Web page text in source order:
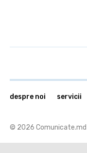
© 2026 Comunicate.md
despre noi servicii